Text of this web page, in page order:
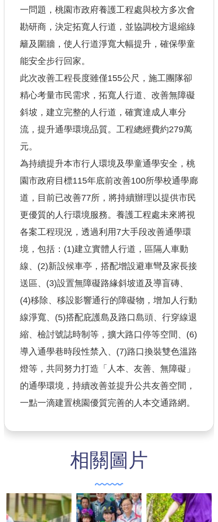
一問題，桃園市政府養護工程處與校方多次會
勘研商，決定拓寬人行道，並協調校方退縮綠
籬及圍牆，使人行道淨寬大幅提升，確保學童
能安全步行回家。
此次改善工程長度雖僅155公尺，施工團隊卻
精心考量市民需求，拓寬人行道、改善無障礙
斜坡，建立完整的人行道，確實達成人車分
流，提升通學環境品質。工程總經費約279萬
元。
為持續提升本市行人環境及學童通學安全，桃
園市政府目標115年底前改善100所學校通學廊
道，目前已改善77所，將持續辦理以提供市民
更優質的人行環境服務。養護工程處未來將視
各案工程現況，透過利用7大手段改善通學環
境，包括：(1)建立實體人行道，區隔人車動
線、(2)新設候車亭，搭配增設避車彎及家長接
送區、(3)設置無障礙路緣斜坡道及導盲磚、
(4)移除、移設影響通行的障礙物，增加人行動
線淨寬、(5)搭配庇護島及路口島頭、行穿線退
縮、檢討號誌時制等，擴大路口停等空間、(6)
導入通學巷時段性禁入、(7)路口換裝雙色溫路
燈等，共同努力打造「人本、友善、無障礙」
的通學環境，持續改善並提升公共友善空間，
一點一滴建置桃園優質完善的人本交通路網。
相關圖片